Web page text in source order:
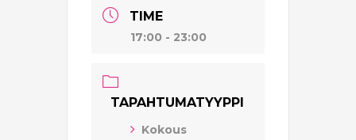
TIME
17:00 - 23:00
TAPAHTUMATYYPPI
Kokous